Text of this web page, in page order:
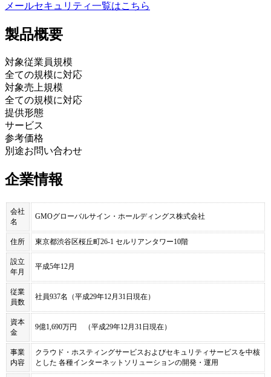
メールセキュリティ一覧はこちら
製品概要
対象従業員規模
全ての規模に対応
対象売上規模
全ての規模に対応
提供形態
サービス
参考価格
別途お問い合わせ
企業情報
会社
名
GMOグローバルサイン・ホールディングス株式会社
住所 東京都渋谷区桜丘町26-1 セルリアンタワー10階
設立
年月
平成5年12月
従業
員数
社員937名（平成29年12月31日現在）
資本
金
9億1,690万円 （平成29年12月31日現在）
事業
内容
クラウド・ホスティングサービスおよびセキュリティサービスを中核
とした 各種インターネットソリューションの開発・運用